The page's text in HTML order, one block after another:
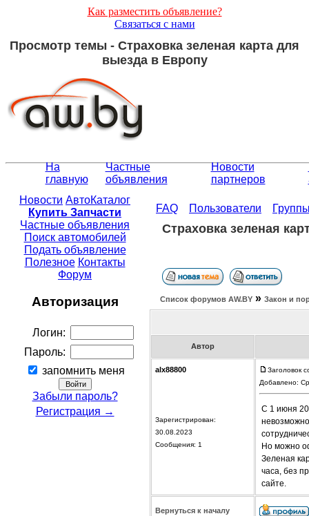
Как разместить объявление?
Связаться с нами
Просмотр темы - Страховка зеленая карта для
выезда в Европу
На
главную
Частные
объявления
Новости
партнеров
Новости АвтоКаталог
Купить Запчасти
Частные объявления
Поиск автомобилей
Подать объявление
Полезное Контакты
Форум
Авторизация
Логин:
Пароль:
запомнить меня
Забыли пароль?
Регистрация →
FAQ Пользователи
Страховка зеленая
Список форумов АW.BY » Закон и
Автор
alx88800
Зарегистрирован:
30.08.2023
Сообщения: 1
Заголовок
Добавлено:
С 1 июня
Но можно
Зеленая
часа, без
сайте.
Вернуться к началу